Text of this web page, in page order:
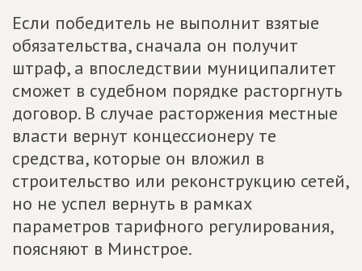
Если победитель не выполнит взятые
обязательства, сначала он получит
штраф, а впоследствии муниципалитет
сможет в судебном порядке расторгнуть
договор. В случае расторжения местные
власти вернут концессионеру те
средства, которые он вложил в
строительство или реконструкцию сетей,
но не успел вернуть в рамках
параметров тарифного регулирования,
поясняют в Минстрое.